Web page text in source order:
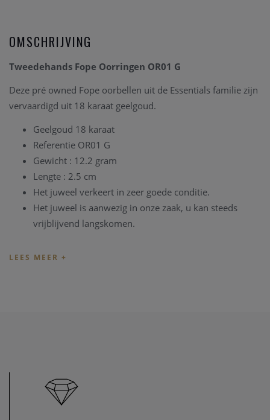
OMSCHRIJVING
Tweedehands Fope Oorringen OR01 G
Deze pré owned Fope oorbellen uit de Essentials familie zijn
vervaardigd uit 18 karaat geelgoud.
Geelgoud 18 karaat
Referentie OR01 G
Gewicht : 12.2 gram
Lengte : 2.5 cm
Het juweel verkeert in zeer goede conditie.
Het juweel is aanwezig in onze zaak, u kan steeds
vrijblijvend langskomen.
informeer eerst even dat het juweel toch nog op voorraad is